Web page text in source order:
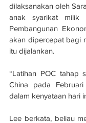
dilaksanakan oleh
anak syarikat milik
Pembangunan
akan dipercepat bagi
itu dijalankan.
“Latihan POC tahap
China pada
dalam kenyataan hari
Lee berkata, beliau